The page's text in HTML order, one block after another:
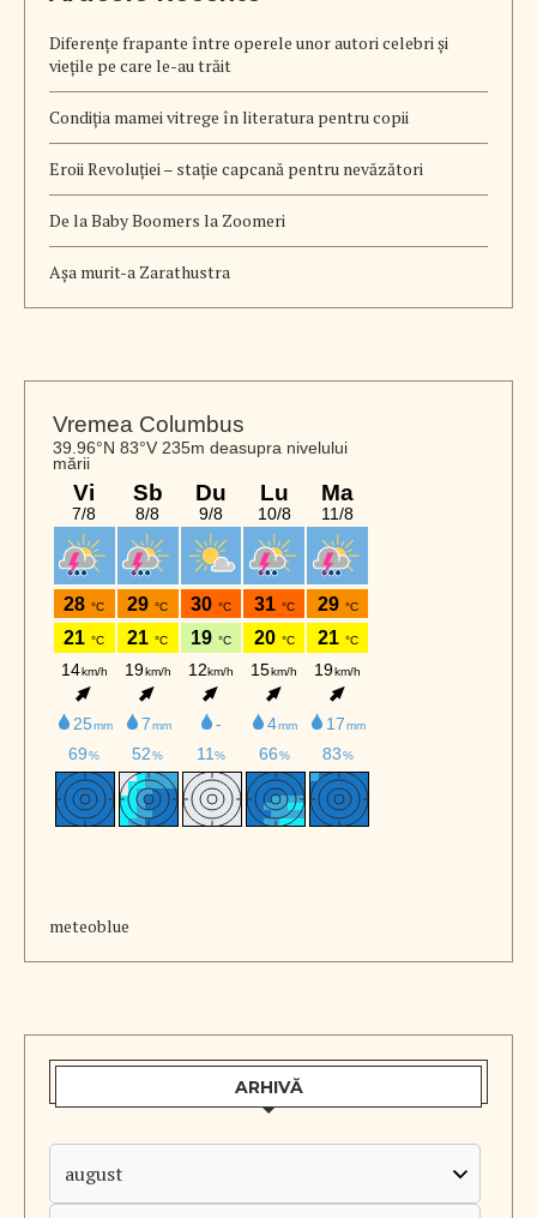
Diferențe frapante între operele unor autori celebri și
viețile pe care le-au trăit
Condiția mamei vitrege în literatura pentru copii
Eroii Revoluției – stație capcană pentru nevăzători
De la Baby Boomers la Zoomeri
Aşa murit-a Zarathustra
meteoblue
ARHIVĂ